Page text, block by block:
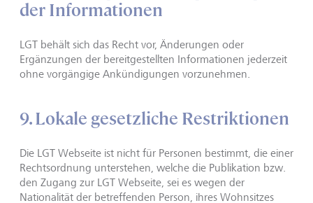
der Informationen
LGT behält sich das Recht vor, Änderungen oder
Ergänzungen der bereitgestellten Informationen jederzeit
ohne vorgängige Ankündigungen vorzunehmen.
9. Lokale gesetzliche Restriktionen
Die LGT Webseite ist nicht für Personen bestimmt, die einer
Rechtsordnung unterstehen, welche die Publikation bzw.
den Zugang zur LGT Webseite, sei es wegen der
Nationalität der betreffenden Person, ihres Wohnsitzes